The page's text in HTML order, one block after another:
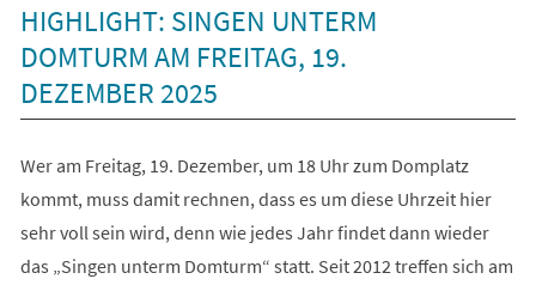
HIGHLIGHT: SINGEN UNTERM
DOMTURM AM FREITAG, 19.
DEZEMBER 2025
Wer am Freitag, 19. Dezember, um 18 Uhr zum Domplatz
kommt, muss damit rechnen, dass es um diese Uhrzeit hier
sehr voll sein wird, denn wie jedes Jahr findet dann wieder
das „Singen unterm Domturm“ statt. Seit 2012 treffen sich am